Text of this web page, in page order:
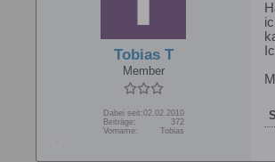
Tobias T
Member
Dabei seit:02.02.2010
Beiträge:
372
Vorname:
Tobias